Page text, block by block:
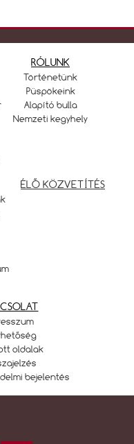
RÓLUNK
Történetünk
Püspökeink
Alapító bulla
Nemzeti kegyhely
ÉLŐ KÖZVETÍTÉS
oldalak
bejelentés